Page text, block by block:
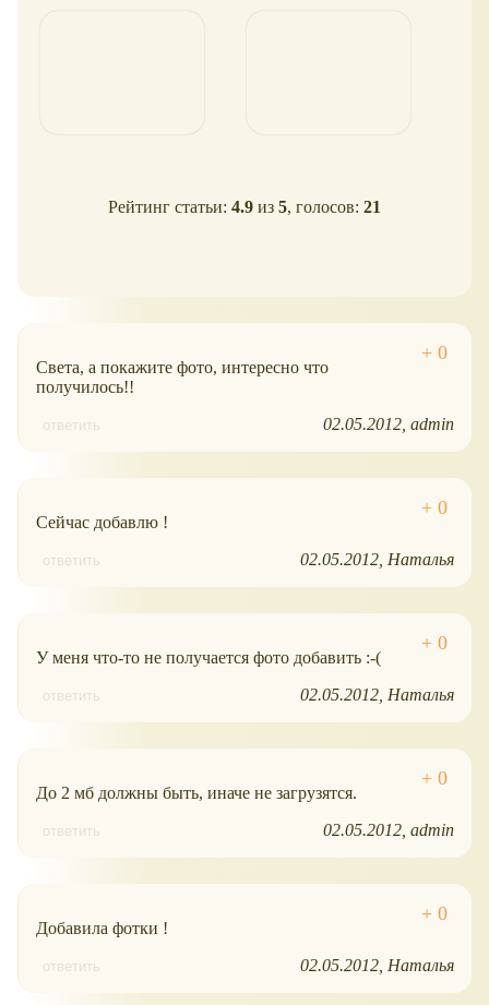
Рейтинг статьи: 4.9 из 5, голосов: 21
Света, а покажите фото, интересно что
получилось!!
ответить 02.05.2012 admin
Сейчас добавлю !
ответить 02.05.2012 Наталья
У меня что-то не получается фото добавить :-(
ответить 02.05.2012 Наталья
До 2 мб должны быть, иначе не загрузятся.
ответить 02.05.2012 admin
Добавила фотки !
ответить 02.05.2012 Наталья